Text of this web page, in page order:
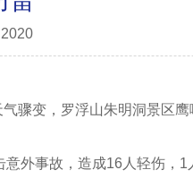
骤变，罗浮山朱明洞景区
事故，造成16人轻伤，1